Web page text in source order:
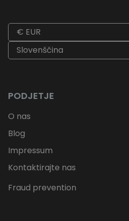
€ EUR
Slovenščina
PODJETJE
O nas
Blog
Impressum
Kontaktirajte nas
Fraud prevention